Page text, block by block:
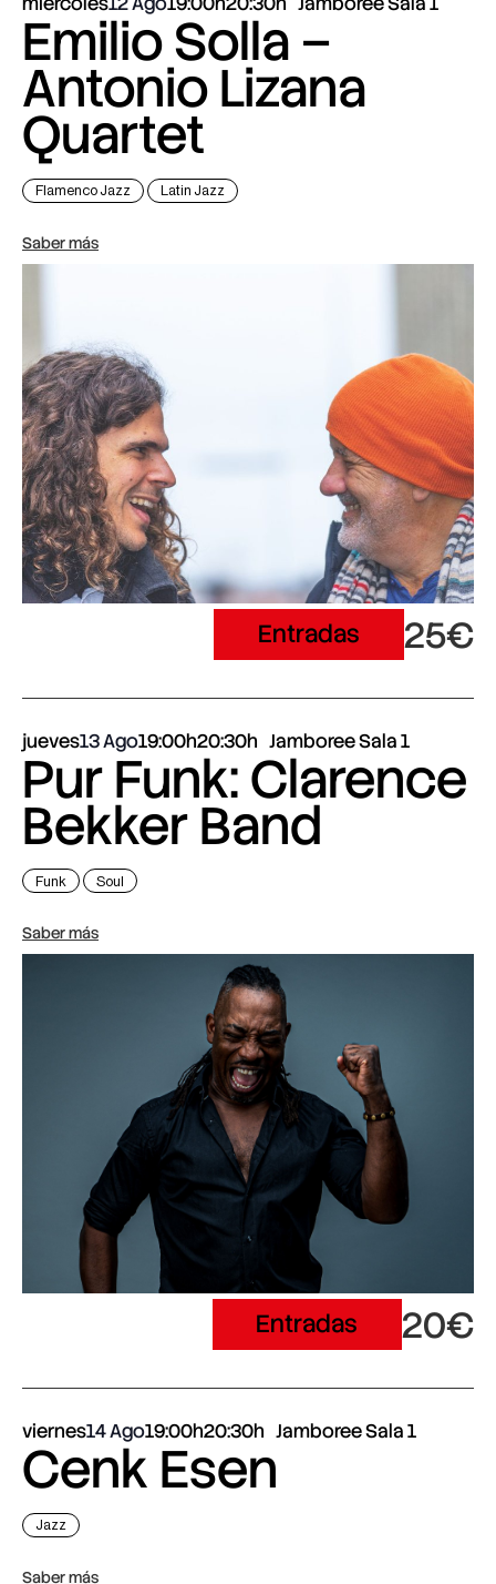
Emilio Solla –
Antonio Lizana
Quartet
Flamenco Jazz Latin Jazz
Saber más
Entradas 25€
jueves13 Ago19:00h20:30h Jamboree Sala 1
Pur Funk: Clarence
Bekker Band
Funk Soul
Saber más
Entradas 20€
viernes14 Ago19:00h20:30h Jamboree Sala 1
Cenk Esen
Jazz
Saber más